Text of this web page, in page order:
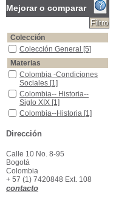
Mejorar o comparar
Colección
Colección General
Colección General [5]
Materias
Colombia -Condiciones Sociales
Colombia -Condiciones
Sociales [1]
Colombia-- Historia-- Siglo XIX
Colombia-- Historia--
Siglo XIX [1]
Colombia--Historia
Colombia--Historia [1]
gobierno
Siglo XIX[1]
Literatura colombiana -Historia y
Literatura colombiana -
Historia y crítica
Literatura europea -Historia y
Literatura europea -
Historia y crítica
Dirección
Calle 10 No. 8-95
Bogotá
Colombia
+ 57 (1) 7420848 Ext. 108
contacto